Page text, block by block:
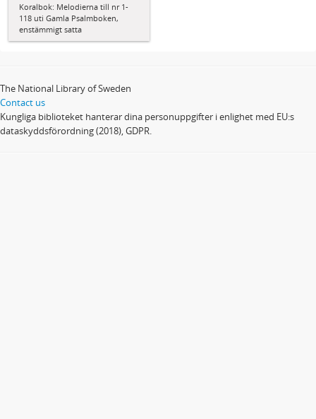
Koralbok: Melodierna till nr 1-
118 uti Gamla Psalmboken,
enstämmigt satta
The National Library of Sweden
Contact us
Kungliga biblioteket hanterar dina personuppgifter i enlighet med EU:s
dataskyddsförordning (2018), GDPR.